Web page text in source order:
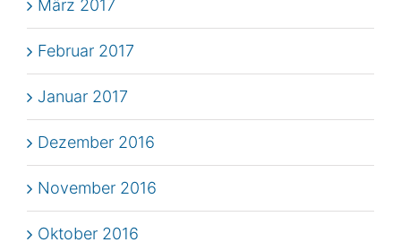
März 2017
Februar 2017
Januar 2017
Dezember 2016
November 2016
Oktober 2016